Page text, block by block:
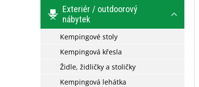
Exteriér / outdoorový
nábytek
Kempingové stoly
Kempingová křesla
Židle, židličky a stoličky
Kempingová lehátka